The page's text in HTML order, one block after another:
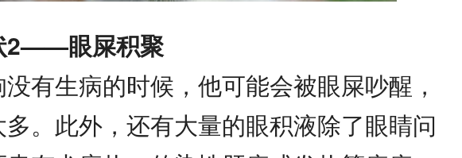
2——眼屎积聚
有生病的时候，他可能会被眼屎吵醒，
。此外，还有大量的眼积液除了眼睛问